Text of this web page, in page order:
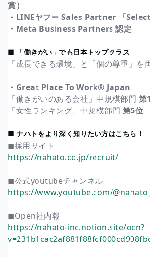
賞）
・LINEヤフー Sales Partner 「
・Meta Business Partners 認定
■ 「働きがい」でも日本トップクラス
「成長できる環境」と「個の尊重」を
・Great Place To Work® Japan
「働きがいのある会社」中規模部門 第
「女性ランキング」中規模部門 第5位
■ ナハトをより深く知りたい方はこちら！
◼︎採用サイト
https://nahato.co.jp/recruit/
◼︎公式youtubeチャンネル
https://www.youtube.com/
◼︎Open社内報
https://nahato-inc.notion.site/ocn?